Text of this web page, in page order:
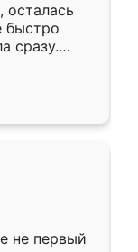
осталась
быстро
сразу.
к
Собрали
даже
не первый